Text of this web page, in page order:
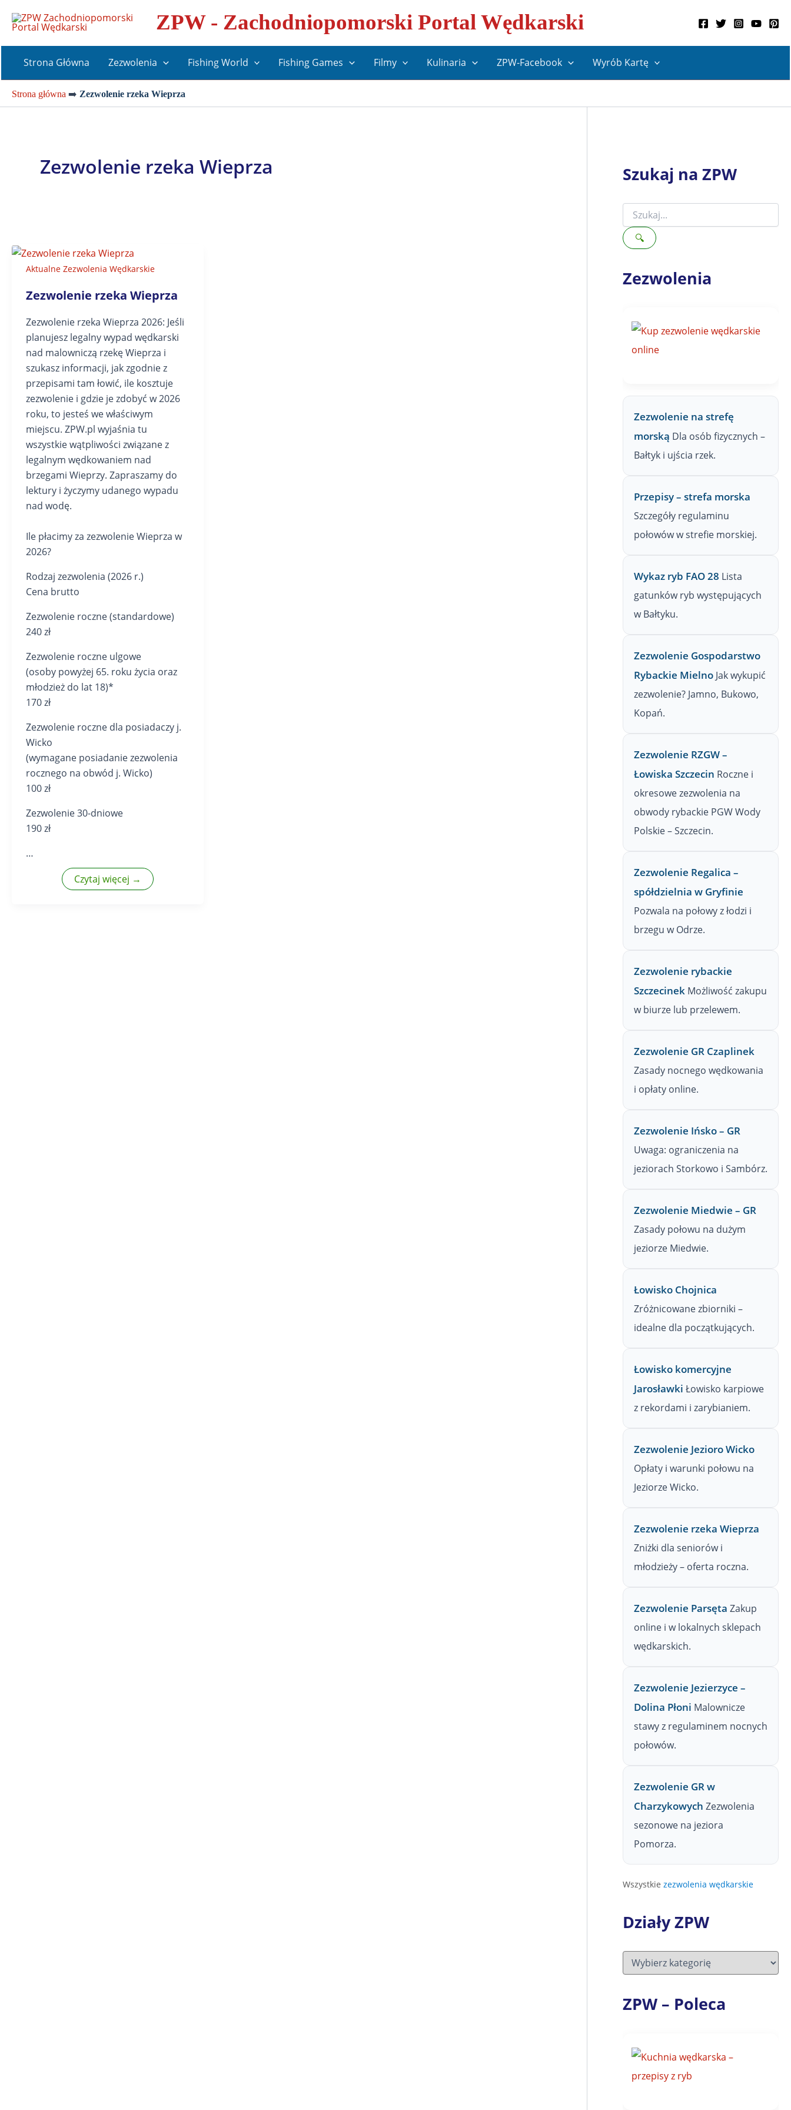
ZPW - Zachodniopomorski Portal Wędkarski
Strona Główna Zezwolenia Fishing World Fishing Games Filmy Kulinaria ZPW-Facebook Wyrób Kartę
Strona główna ➡️ Zezwolenie rzeka Wieprza
Zezwolenie rzeka Wieprza
Aktualne Zezwolenia Wędkarskie
Zezwolenie rzeka Wieprza
Zezwolenie rzeka Wieprza 2026: Jeśli
planujesz legalny wypad wędkarski
nad malowniczą rzekę Wieprza i
szukasz informacji, jak zgodnie z
przepisami tam łowić, ile kosztuje
zezwolenie i gdzie je zdobyć w 2026
roku, to jesteś we właściwym
miejscu. ZPW.pl wyjaśnia tu
wszystkie wątpliwości związane z
legalnym wędkowaniem nad
brzegami Wieprzy. Zapraszamy do
lektury i życzymy udanego wypadu
nad wodę.
Ile płacimy za zezwolenie Wieprza w
2026?
Rodzaj zezwolenia (2026 r.)
Cena brutto
Zezwolenie roczne (standardowe)
240 zł
Zezwolenie roczne ulgowe
(osoby powyżej 65. roku życia oraz
młodzież do lat 18)*
170 zł
Zezwolenie roczne dla posiadaczy j.
Wicko
(wymagane posiadanie zezwolenia
rocznego na obwód j. Wicko)
100 zł
Zezwolenie 30-dniowe
190 zł
…
Czytaj więcej →
Szukaj na ZPW
S
u
k
n
🔍
Zezwolenia
Zezwolenie na strefę
morską Dla osób fizycznych –
Bałtyk i ujścia rzek.
Przepisy – strefa morska
Szczegóły regulaminu
połowów w strefie morskiej.
Wykaz ryb FAO 28 Lista
gatunków ryb występujących
w Bałtyku.
Zezwolenie Gospodarstwo
Rybackie Mielno Jak wykupić
zezwolenie? Jamno, Bukowo,
Kopań.
Zezwolenie RZGW –
Łowiska Szczecin Roczne i
okresowe zezwolenia na
obwody rybackie PGW Wody
Polskie – Szczecin.
Zezwolenie Regalica –
spółdzielnia w Gryfinie
Pozwala na połowy z łodzi i
brzegu w Odrze.
Zezwolenie rybackie
Szczecinek Możliwość zakupu
w biurze lub przelewem.
Zezwolenie GR Czaplinek
Zasady nocnego wędkowania
i opłaty online.
Zezwolenie Ińsko – GR
Uwaga: ograniczenia na
jeziorach Storkowo i Sambórz.
Zezwolenie Miedwie – GR
Zasady połowu na dużym
jeziorze Miedwie.
Łowisko Chojnica
Zróżnicowane zbiorniki –
idealne dla początkujących.
Łowisko komercyjne
Jarosławki Łowisko karpiowe
z rekordami i zarybianiem.
Zezwolenie Jezioro Wicko
Opłaty i warunki połowu na
Jeziorze Wicko.
Zezwolenie rzeka Wieprza
Zniżki dla seniorów i
młodzieży – oferta roczna.
Zezwolenie Parsęta Zakup
online i w lokalnych sklepach
wędkarskich.
Zezwolenie Jezierzyce –
Dolina Płoni Malownicze
stawy z regulaminem nocnych
połowów.
Zezwolenie GR w
Charzykowych Zezwolenia
sezonowe na jeziora
Pomorza.
Wszystkie zezwolenia wędkarskie
Działy ZPW
D
łZPW – Poleca